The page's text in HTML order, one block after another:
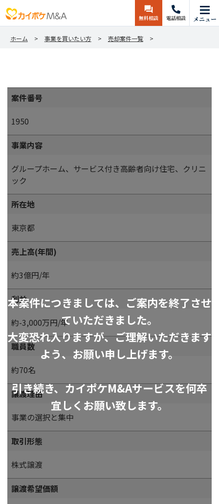
無料相談 電話相談 メニュー
ホーム 事業を買いたい方 売却案件一覧
本案件につきましては、ご案内を終了させ
ていただきました。
大変恐れ入りますが、ご理解いただきます
よう、お願い申し上げます。
引き続き、カイポケM&Aサービスを何卒
宜しくお願い致します。
案件番号
1950
事業内容
グループホーム、サービス付き高齢者向け住宅、クリニ
ック
所在地
東京都
売上高(年間)
約3億円/年
利益
約-3,000万円/年
職員数
約70名
譲渡理由
事業の選択と集中
取引形態
株式譲渡
譲渡希望価額